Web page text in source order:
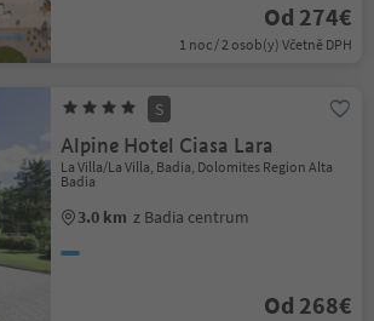
Od 274€
1 noc / 2 osob(y) Včetně DPH
S
Alpine Hotel Ciasa Lara
La Villa/La Villa, Badia, Dolomites Region Alta
Badia
3.0 km z Badia centrum
Od 268€